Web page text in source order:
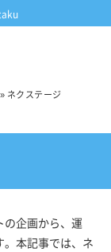
» ネクステージ
の企画から、運
本記事では、ネ